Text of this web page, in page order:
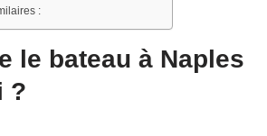
:
le bateau à Naples
?